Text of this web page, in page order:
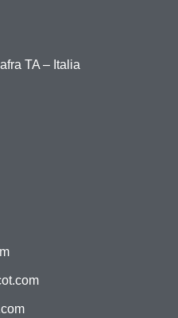
TA – Italia